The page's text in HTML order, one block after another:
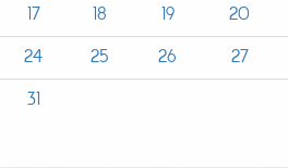
17
18 19 20
24
25 26 27
31